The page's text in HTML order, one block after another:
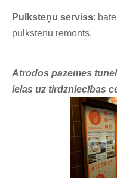
Pulksteņu serviss:
pulksteņu remonts.
Atrodos pazemes
ielas uz tirdzniecības